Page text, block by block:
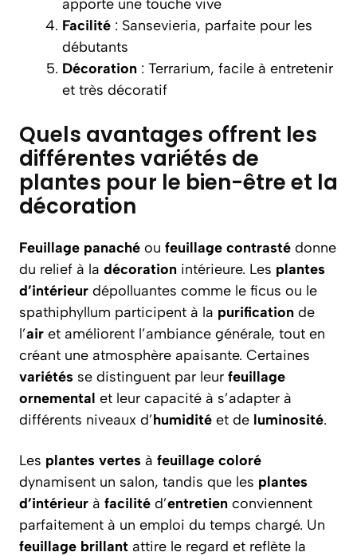
apporte une touche vive
Facilité : Sansevieria, parfaite pour les
débutants
Décoration : Terrarium, facile à entretenir
et très décoratif
Quels avantages offrent les
différentes variétés de
plantes pour le bien-être et la
décoration
Feuillage panaché ou feuillage contrasté donne
du relief à la décoration intérieure. Les plantes
d’intérieur dépolluantes comme le ficus ou le
spathiphyllum participent à la purification de
l’air et améliorent l’ambiance générale, tout en
créant une atmosphère apaisante. Certaines
variétés se distinguent par leur feuillage
ornemental et leur capacité à s’adapter à
différents niveaux d’humidité et de luminosité.
Les plantes vertes à feuillage coloré
dynamisent un salon, tandis que les plantes
d’intérieur à facilité d’entretien conviennent
parfaitement à un emploi du temps chargé. Un
feuillage brillant attire le regard et reflète la